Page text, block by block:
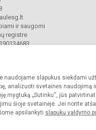
naudojame slapukus siekdami
analizuoti svetainės naudojimą
mygtuką „Sutinku“, jūs
šioje svetainėje. Jei norite
apsilankyti slapukų valdymo
ir saugomi
registre
Kauno „Saulės“ gimnazija. Visos
be raštiško gimnazijos sutikimo
Prieinamumo paraiška Slapukų
būdas atnaujinti